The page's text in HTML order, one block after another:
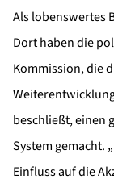
Als lobenswertes
Dort haben die
Kommission, die
beschließt, einen
System gemacht.
Einfluss auf die